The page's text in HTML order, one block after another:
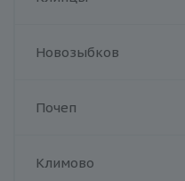
Новозыбков
Почеп
Климово